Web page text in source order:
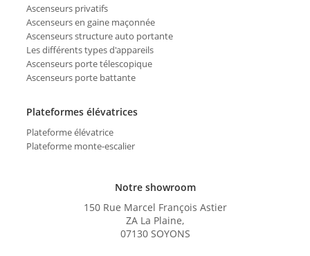
Notre showroom
150 Rue Marcel François Astier
ZA La Plaine,
07130 SOYONS
Ascenseurs privatifs
Ascenseurs en gaine maçonnée
Ascenseurs structure auto portante
Les différents types d'appareils
Ascenseurs porte télescopique
Ascenseurs porte battante
Plateformes élévatrices
Plateforme élévatrice
Plateforme monte-escalier